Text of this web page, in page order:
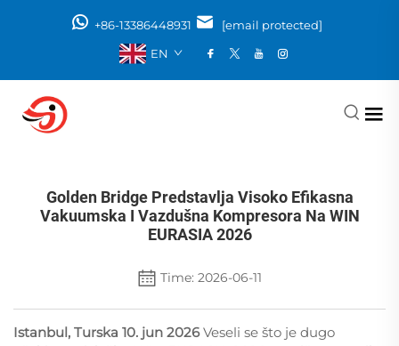
+86-13386448931
[email protected]
EN
Golden Bridge Predstavlja Visoko Efikasna
Vakuumska I Vazdušna Kompresora Na WIN
EURASIA 2026
Time: 2026-06-11
Istanbul, Turska 10. jun 2026Veseli se što je dugo